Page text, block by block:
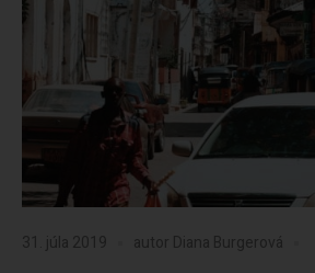
31. júla 2019 autor Diana Burgerová